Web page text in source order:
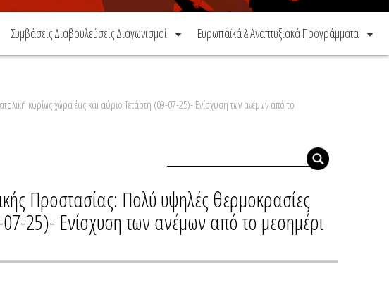
Συμβάσεις Διαβουλεύσεις Διαγωνισμοί Ευρωπαϊκά & Αναπτυξιακά Προγράμματα
κυρίως χώρα έως και αύριο Τετάρτη (09-07-25)- Ενίσχυση των ανέμων από το
Προστασίας: Πολύ υψηλές θερμοκρασίες
25)- Ενίσχυση των ανέμων από το μεσημέρι